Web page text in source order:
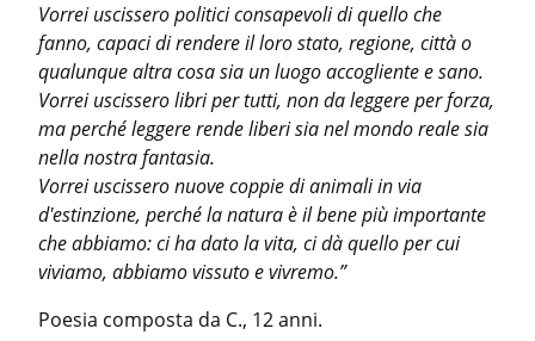
Vorrei uscissero politici consapevoli di quello che
fanno, capaci di rendere il loro stato, regione, città o
qualunque altra cosa sia un luogo accogliente e sano.
Vorrei uscissero libri per tutti, non da leggere per forza,
ma perché leggere rende liberi sia nel mondo reale sia
nella nostra fantasia.
Vorrei uscissero nuove coppie di animali in via
d'estinzione, perché la natura è il bene più importante
che abbiamo: ci ha dato la vita, ci dà quello per cui
viviamo, abbiamo vissuto e vivremo.”
Poesia composta da C., 12 anni.